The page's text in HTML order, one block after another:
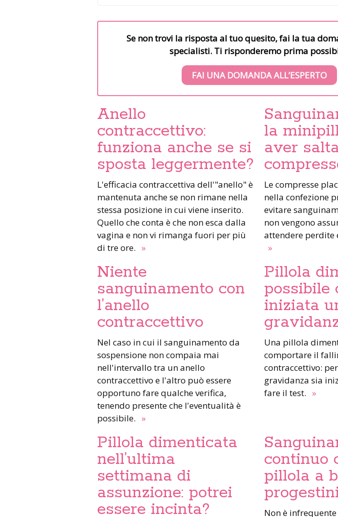
Se non trovi la risposta al tuo quesito, fai la tua
specialisti. Ti risponderemo prima
FAI UNA DOMANDA ALL’ESPERTO
Anello
contraccettivo:
funziona anche se si
sposta leggermente?
L'efficacia contraccettiva dell'"anello" è
mantenuta anche se non rimane nella
stessa posizione in cui viene inserito.
Quello che conta è che non esca dalla
vagina e non vi rimanga fuori per più
di tre ore. »
la
aver
Le compresse
nella confezione
evitare
non vengono
attendere perdite
»
Niente
sanguinamento con
l’anello
contraccettivo
Nel caso in cui il sanguinamento da
sospensione non compaia mai
nell'intervallo tra un anello
contraccettivo e l'altro può essere
opportuno fare qualche verifica,
tenendo presente che l'eventualità è
possibile. »
Pillola
possibile
iniziata
Una pillola
comportare il
contraccettivo:
gravidanza sia
fare il test. »
Pillola dimenticata
nell’ultima
settimana di
assunzione: potrei
essere incinta?
continuo
pillola a
Non è